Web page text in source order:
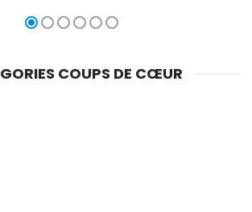
COUPS DE CŒUR